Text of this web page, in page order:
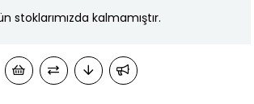
stoklarımızda kalmamıştır.